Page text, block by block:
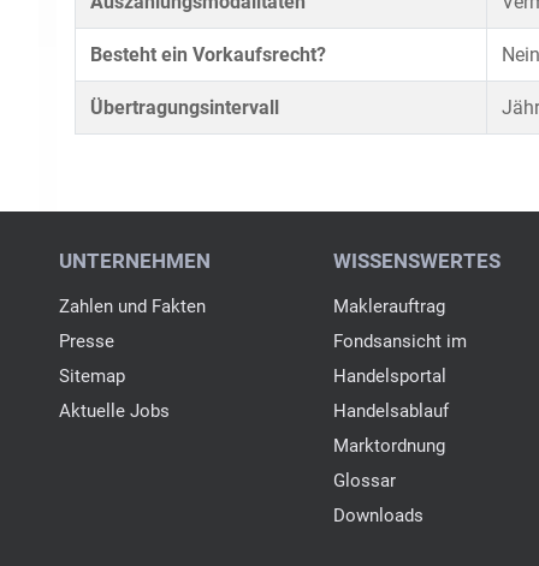
Besteht ein Vorkaufsrecht? Nein
Übertragungsintervall